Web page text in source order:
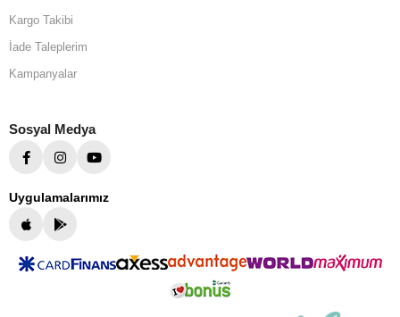
Kargo Takibi
İade Taleplerim
Kampanyalar
Sosyal Medya
Uygulamalarımız